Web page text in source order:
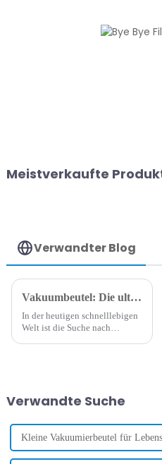
Meistverkaufte
Verwandter Blog
Vakuumbeutel: Die ultimative Lösung zur Lebensmittelaufbewahrung
In der heutigen schnelllebigen
Welt ist die Suche nach
Lebensmittelaufbewahrung
Vielzahl...
Verwandte Suche
Kleine Vakuumierbeutel für